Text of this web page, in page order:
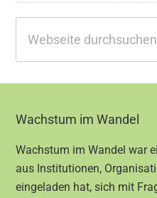
durchsuchen
Footer
Wachstum im Wandel
Wachstum im Wandel war
aus Institutionen,
eingeladen hat, sich mit